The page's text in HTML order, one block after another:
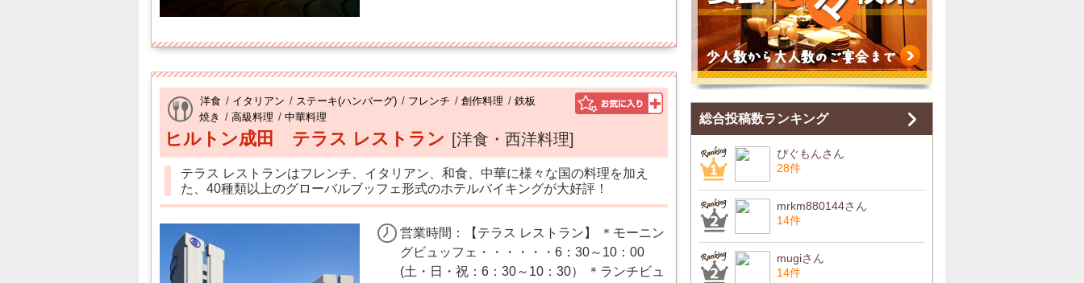
洋食 / イタリアン / ステーキ(ハンバーグ) / フレンチ / 創作料理 / 鉄板
焼き / 高級料理 / 中華料理
ヒルトン成田 テラス レストラン [洋食・西洋料理]
テラス レストランはフレンチ、イタリアン、和食、中華に様々な国の料理を加え
た、40種類以上のグローバルブッフェ形式のホテルバイキングが大好評！
営業時間：【テラス レストラン】 ＊モーニン
グビュッフェ・・・・・・6：30～10：00
(土・日・祝：6：30～10：30） ＊ランチビュ
総合投稿数ランキング
ぴぐもんさん
28件
mrkm880144さん
14件
mugiさん
14件